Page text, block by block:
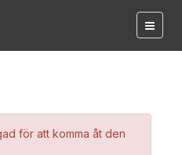
för att komma åt den